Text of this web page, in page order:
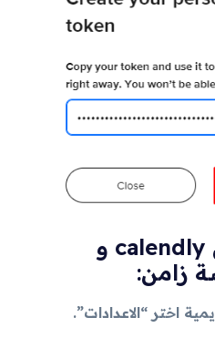
3. تفعيل الربط بين calendly و
زامن:
اختر “الاعدادات”.